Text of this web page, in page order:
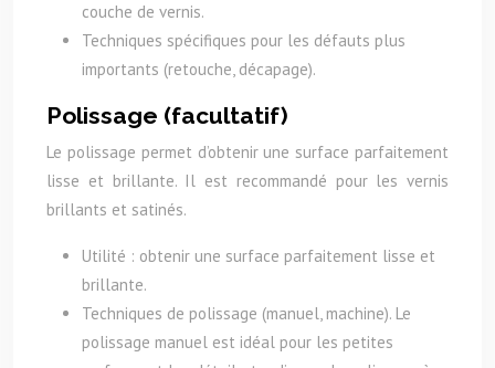
couche de vernis.
Techniques spécifiques pour les défauts plus
importants (retouche, décapage).
Polissage (facultatif)
Le polissage permet d’obtenir une surface parfaitement
lisse et brillante. Il est recommandé pour les vernis
brillants et satinés.
Utilité : obtenir une surface parfaitement lisse et
brillante.
Techniques de polissage (manuel, machine). Le
polissage manuel est idéal pour les petites